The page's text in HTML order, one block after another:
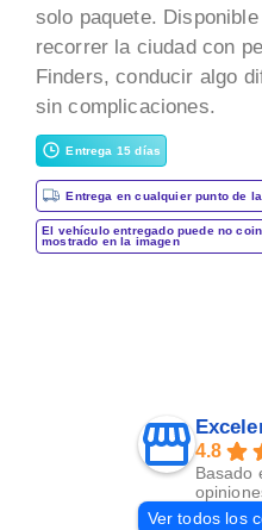
solo paquete.
recorrer la ciudad con
Finders, conducir algo
sin complicaciones.
Entrega 15 días
Entrega en cualquier punto de la
El vehículo entregado puede no
mostrado en la imagen
4.8
Basado
Ver todos los